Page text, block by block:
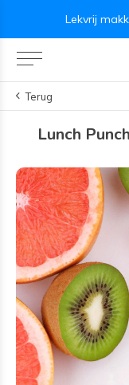
Lekvrij
Terug
Lunch